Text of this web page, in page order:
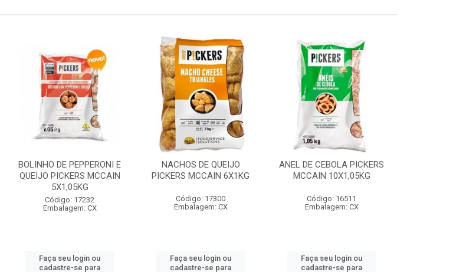
BOLINHO DE PEPPERONI E
QUEIJO PICKERS MCCAIN
5X1,05KG
Código: 17232
Embalagem: CX
Faça seu login ou
cadastre-se para
NACHOS DE QUEIJO
PICKERS MCCAIN 6X1KG
Código: 17300
Embalagem: CX
Faça seu login ou
cadastre-se para
ANEL DE CEBOLA PICKERS
MCCAIN 10X1,05KG
Código: 16511
Embalagem: CX
Faça seu login ou
cadastre-se para